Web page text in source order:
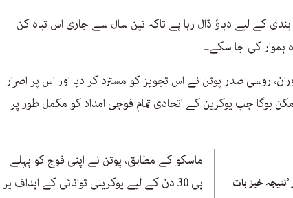
جنگ بندی کے لیے دباؤ ڈال رہا ہے تاکہ تین سال سے جاری اس تباہ کن
ہموار کی جا سکے۔
کے دوران، روسی صدر پوتن نے اس تجویز کو مسترد کر دیا اور اس پر اصرار
ہوگا جب یوکرین کے اتحادی تمام فوجی امداد کو مکمل طور پر
خیز بات
ماسکو کے مطابق، پوتن نے اپنی فوج کو پہلے
ہی 30 دن کے لیے یوکرینی توانائی کے اہداف پر